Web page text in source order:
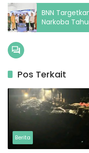
BNN
Narkoba
Pos Terkait
Berita